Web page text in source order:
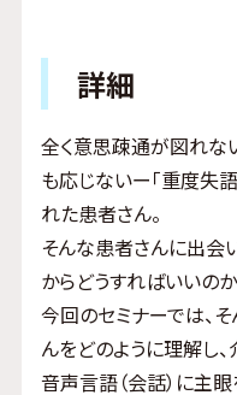
詳細
全く意思疎通が図れな
も応じないー「重度失
れた患者さん。
そんな患者さんに出会
からどうすればいいの
今回のセミナーでは、
んをどのように理解し、
音声言語（会話）に主